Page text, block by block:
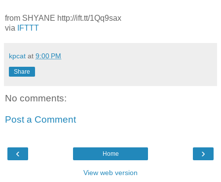
from SHYANE http://ift.tt/1Qq9sax
via
IFTTT
kpcat at 9:00 PM
Share
No comments:
Post a Comment
‹ ›
Home
View web version